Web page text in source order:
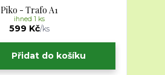
Piko - Trafo A1
599 Kč/ks
ihned 1 ks
Přidat do košíku